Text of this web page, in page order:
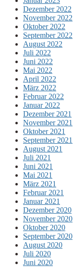
Dezember 2022
November 2022
Oktober 2022
September 2022
August 2022
Juli 2022
Juni 2022
Mai 2022
April 2022
März 2022
Februar 2022
Januar 2022
Dezember 2021
November 2021
Oktober 2021
September 2021
August 2021
Juli 2021
Juni 2021
Mai 2021
März 2021
Februar 2021
Januar 2021
Dezember 2020
November 2020
Oktober 2020
September 2020
August 2020
Juli 2020
Juni 2020